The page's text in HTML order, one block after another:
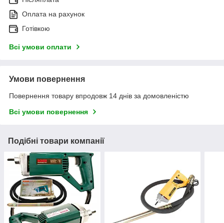
Оплата на рахунок
Готівкою
Всі умови оплати
Умови повернення
Повернення товару впродовж 14 днів за домовленістю
Всі умови повернення
Подібні товари компанії